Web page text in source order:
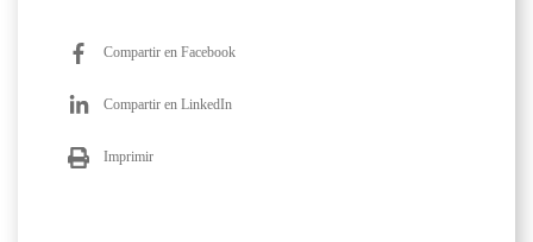
Compartir en Facebook
Compartir en LinkedIn
Imprimir